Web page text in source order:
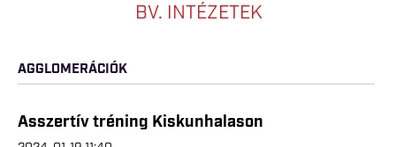
BV. INTÉZETEK
AGGLOMERÁCIÓK
Asszertív tréning Kiskunhalason